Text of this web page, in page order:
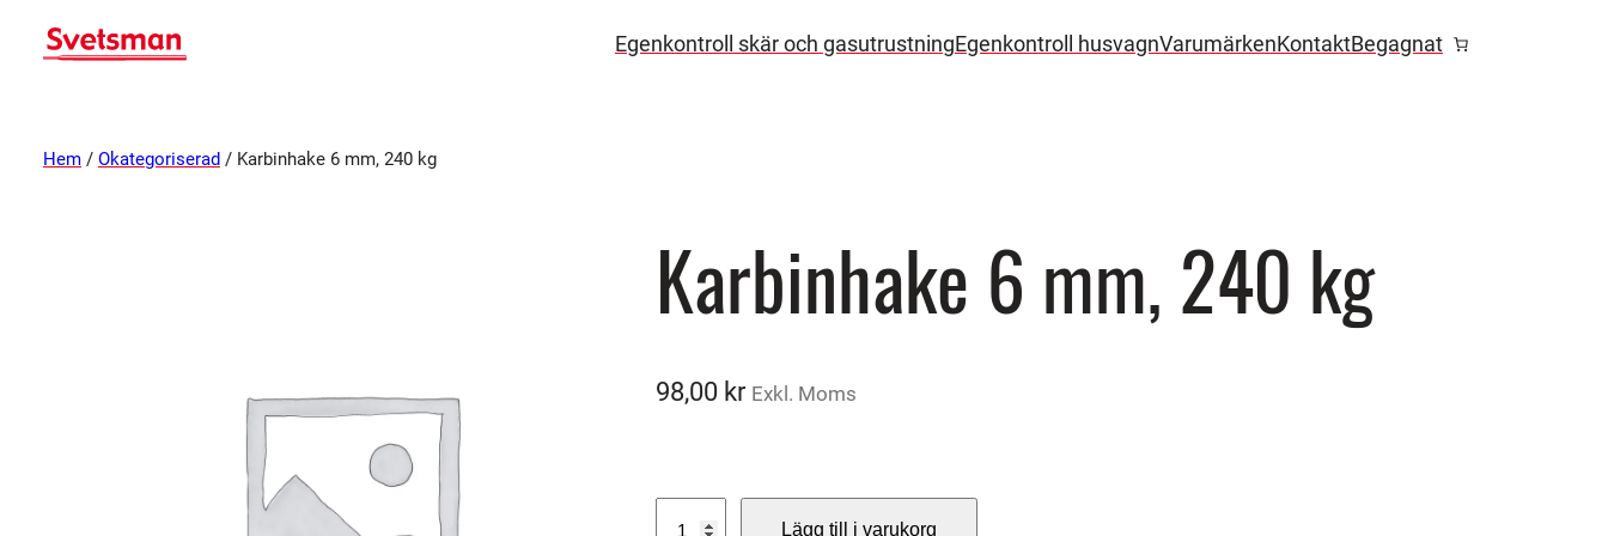
Egenkontroll skär och gasutrustningEgenkontroll husvagnVarumärkenKontaktBegagnat
Hem / Okategoriserad / Karbinhake 6 mm, 240 kg
Karbinhake 6 mm, 240 kg
98,00 kr Exkl. Moms
Lägg till i varukorg